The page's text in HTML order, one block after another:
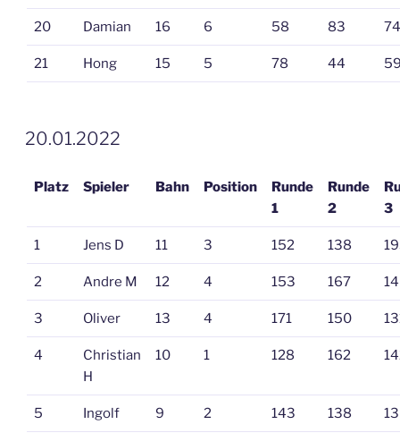
20 Damian 16 6 58 83 74
21 Hong 15 5 78 44
VERÖFFENTLICHT
AM
20.01.2022
Platz Spieler Bahn Position
Runde
1
Runde
2
3
1 Jens D 11 3 152 138
2 Andre M 12 4 153 167
3 Oliver 13 4 171 150
4
Christian
H
10 1 128 162
5 Ingolf 9 2 143 138